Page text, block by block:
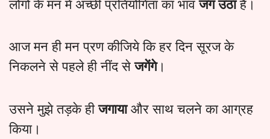
लोगों के मन में अच्छी प्रतियोगिता का भावजग उठाहै।
आज मन ही मन प्रण कीजिये कि हर दिन सूरज के
निकलने से पहले ही नींद सेजगेंगे।
उसने मुझे तड़के हीजगायाऔर साथ चलने का आग्रह
किया।